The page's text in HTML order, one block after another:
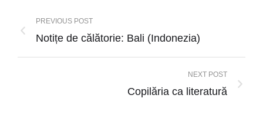
PREVIOUS POST
Notițe de călătorie: Bali (Indonezia)
NEXT POST
Copilăria ca literatură